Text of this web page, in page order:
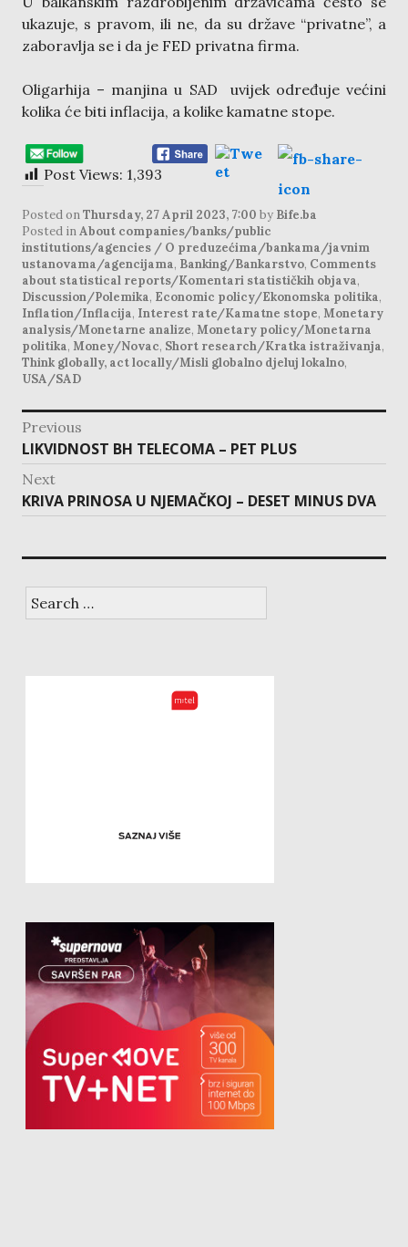
ukazuje, s pravom, ili ne, da su države “privatne”, a
zaboravlja se i da je FED privatna firma.
Oligarhija – manjina u SAD uvijek određuje većini
kolika će biti inflacija, a kolike kamatne stope.
Post Views: 1,393
Posted onThursday, 27 April 2023, 7:00 by Bife.ba
Posted inAbout companies/banks/public
institutions/agencies / O preduzećima/bankama/javnim
ustanovama/agencijama, Banking/Bankarstvo, Comments
about statistical reports/Komentari statističkih objava,
Discussion/Polemika, Economic policy/Ekonomska politika,
Inflation/Inflacija, Interest rate/Kamatne stope, Monetary
analysis/Monetarne analize, Monetary policy/Monetarna
politika, Money/Novac, Short research/Kratka istraživanja,
Think globally, act locally/Misli globalno djeluj lokalno,
USA/SAD
post
navigation
Previous
Previous
post:
LIKVIDNOST BH TELECOMA – PET PLUS
Next
Next
post:
KRIVA PRINOSA U NJEMAČKOJ – DESET MINUS DVA
for: